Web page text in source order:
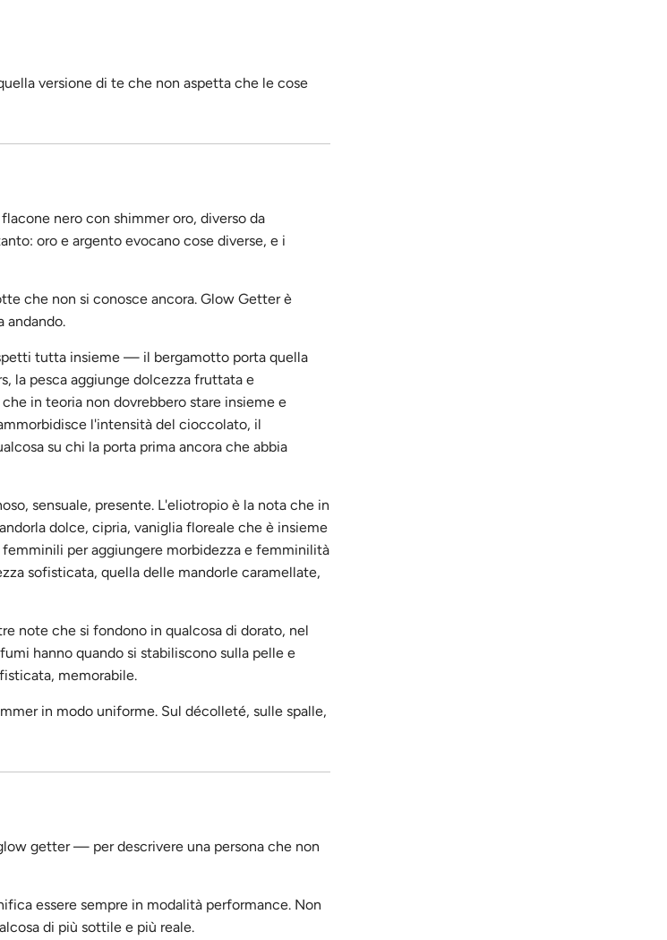
versione di te che non aspetta che le cose
nero con shimmer oro, diverso da
oro e argento evocano cose diverse, e i
che non si conosce ancora. Glow Getter è
andando.
tutta insieme — il bergamotto porta quella
la pesca aggiunge dolcezza fruttata e
in teoria non dovrebbero stare insieme e
l'intensità del cioccolato, il
su chi la porta prima ancora che abbia
sensuale, presente. L'eliotropio è la nota che in
dolce, cipria, vaniglia floreale che è insieme
per aggiungere morbidezza e femminilità
sofisticata, quella delle mandorle caramellate,
note che si fondono in qualcosa di dorato, nel
hanno quando si stabiliscono sulla pelle e
memorabile.
in modo uniforme. Sul décolleté, sulle spalle,
getter — per descrivere una persona che non
essere sempre in modalità performance. Non
di più sottile e più reale.